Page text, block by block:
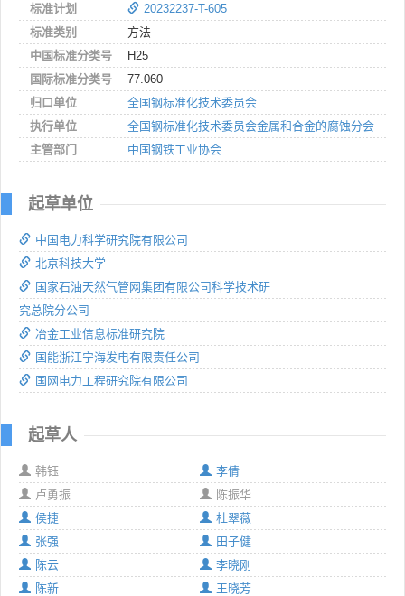
标准计划
20232237-T-605
标准类别
方法
中国标准分类号
H25
国际标准分类号
77.060
归口单位
全国钢标准化技术委员会
执行单位
全国钢标准化技术委员会金属和合金的腐蚀分会
主管部门
中国钢铁工业协会
起草单位
中国电力科学研究院有限公司
北京科技大学
国家石油天然气管网集团有限公司科学技术研
究总院分公司
冶金工业信息标准研究院
国能浙江宁海发电有限责任公司
国网电力工程研究院有限公司
起草人
韩钰
李倩
卢勇振
陈振华
侯捷
杜翠薇
张强
田子健
陈云
李晓刚
陈新
王晓芳